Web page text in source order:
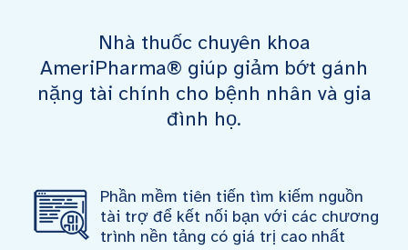
Nhà thuốc chuyên khoa
AmeriPharma® giúp giảm bớt gánh
nặng tài chính cho bệnh nhân và gia
đình họ.
Phần mềm tiên tiến tìm kiếm nguồn
tài trợ để kết nối bạn với các chương
trình nền tảng có giá trị cao nhất